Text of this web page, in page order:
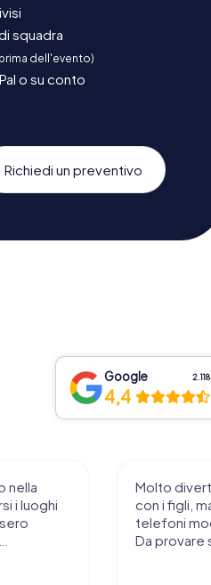
squadra
dell'evento)
o su conto
Richiedi un preventivo
Google 2.118
4,4
nella
i luoghi
Molto
con i figli,
telefoni
Da provare